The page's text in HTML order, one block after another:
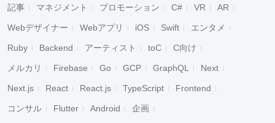
記事 マネジメント プロモーション C# VR AR
Webデザイナー Webアプリ iOS Swift エンタメ
Ruby Backend アーティスト toC C向け
メルカリ Firebase Go GCP GraphQL Next
Next.js React React.js TypeScript Frontend
コンサル Flutter Android 企画